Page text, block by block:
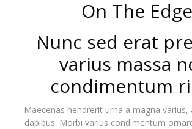
On The Edge
Nunc sed erat
varius massa
condimentum
Maecenas hendrerit urna a magna
dapibus. Morbi varius condimentum